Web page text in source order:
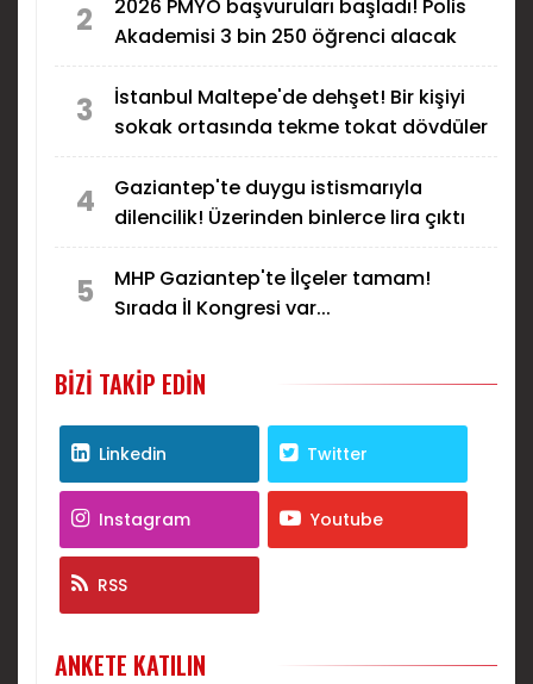
2
2026 PMYO başvuruları başladı! Polis
Akademisi 3 bin 250 öğrenci alacak
3
İstanbul Maltepe'de dehşet! Bir kişiyi
sokak ortasında tekme tokat dövdüler
4
Gaziantep'te duygu istismarıyla
dilencilik! Üzerinden binlerce lira çıktı
5
MHP Gaziantep'te İlçeler tamam!
Sırada İl Kongresi var...
BIZI TAKIP EDIN
Linkedin Twitter
Instagram Youtube
RSS
ANKETE KATILIN